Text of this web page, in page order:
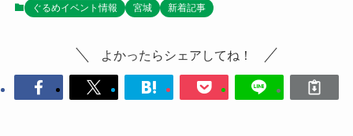
ぐるめイベント情報 宮城 新着記事
よかったらシェアしてね！